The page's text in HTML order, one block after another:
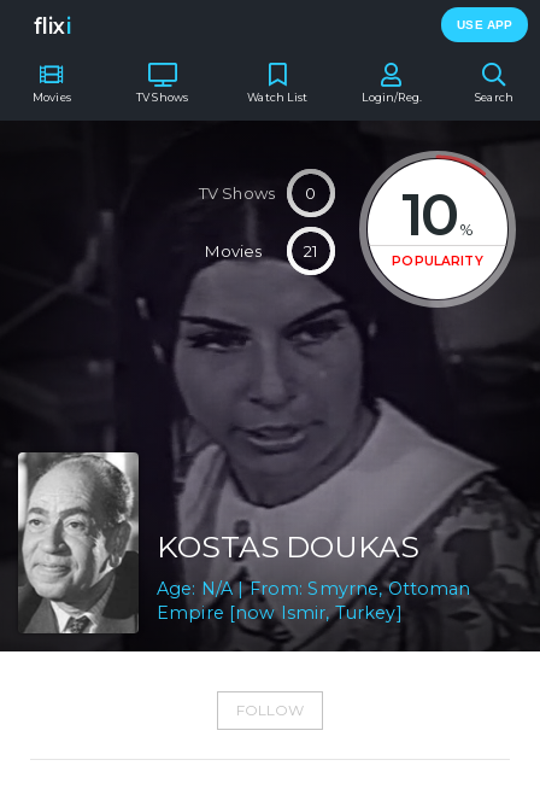
flixi USE APP
Movies TV Shows Search
Watch List Login/Reg.
10 %
POPULARITY
TV Shows 0
Movies 21
KOSTAS DOUKAS
Age: N/A | From: Smyrne, Ottoman
Empire [now Ismir, Turkey]
FOLLOW